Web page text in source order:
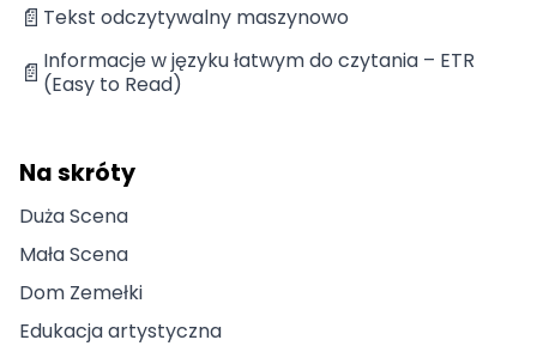
📄 Tekst odczytywalny maszynowo
📄 Informacje w języku łatwym do czytania – ETR
(Easy to Read)
Na skróty
Duża Scena
Mała Scena
Dom Zemełki
Edukacja artystyczna